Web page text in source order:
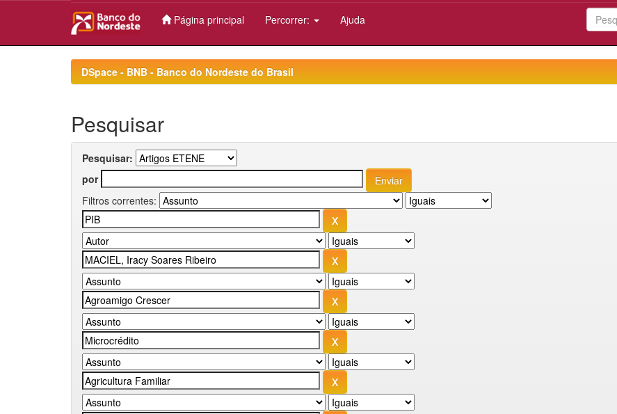
Página principal Percorrer: Ajuda
DSpace - BNB - Banco do Nordeste do Brasil
Pesquisar
Pesquisar:
por
Filtros correntes: